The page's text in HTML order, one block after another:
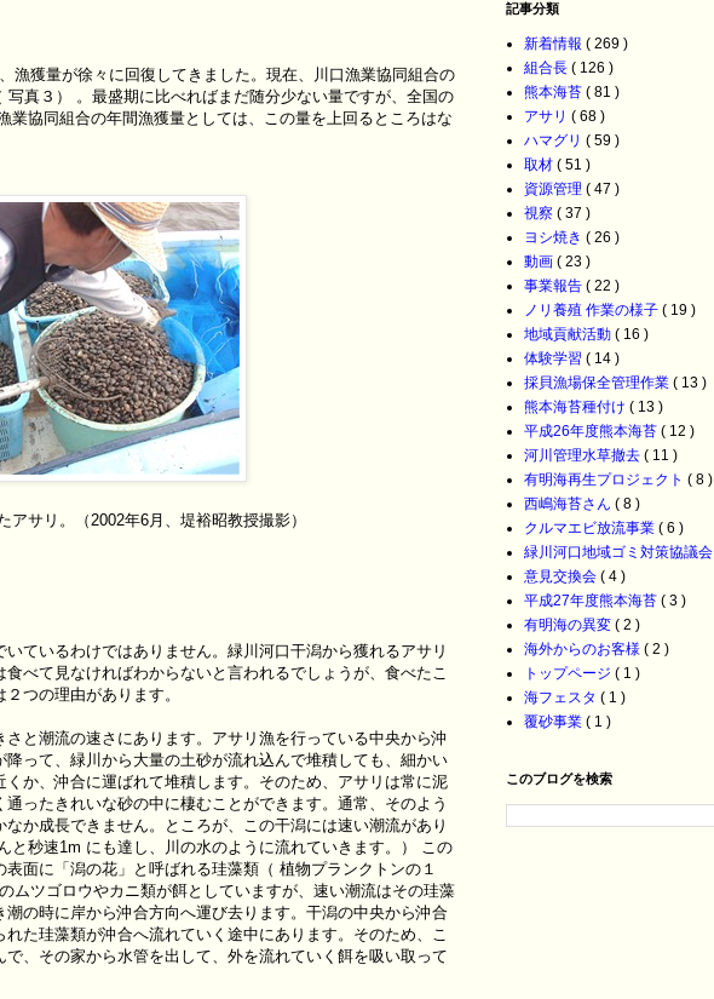
漁獲量が徐々に回復してきました。現在、川口漁業協同組合の
真３） 。最盛期に比べればまだ随分少ない量ですが、全国の
業協同組合の年間漁獲量としては、この量を上回るところはな
サリ。（2002年6月、堤裕昭教授撮影）
ているわけではありません。緑川河口干潟から獲れるアサリ
べて見なければわからないと言われるでしょうが、食べたこ
つの理由があります。
と潮流の速さにあります。アサリ漁を行っている中央から沖
って、緑川から大量の土砂が流れ込んで堆積しても、細かい
か、沖合に運ばれて堆積します。そのため、アサリは常に泥
ったきれいな砂の中に棲むことができます。通常、そのよう
か成長できません。ところが、この干潟には速い潮流があり
と秒速1m にも達し、川の水のように流れていきます。） この
面に「潟の花」と呼ばれる珪藻類（ 植物プランクトンの１
ムツゴロウやカニ類が餌としていますが、速い潮流はその珪藻
の時に岸から沖合方向へ運び去ります。干潟の中央から沖合
た珪藻類が沖合へ流れていく途中にあります。そのため、こ
、その家から水管を出して、外を流れていく餌を吸い取って
記事分類
新着情報 ( 269 )
組合長 ( 126 )
熊本海苔 ( 81 )
アサリ ( 68 )
ハマグリ ( 59 )
取材 ( 51 )
資源管理 ( 47 )
視察 ( 37 )
ヨシ焼き ( 26 )
動画 ( 23 )
事業報告 ( 22 )
ノリ養殖 作業の様子 ( 19 )
地域貢献活動 ( 16 )
体験学習 ( 14 )
採貝漁場保全管理作業 ( 13 )
熊本海苔種付け ( 13 )
平成26年度熊本海苔 ( 12 )
河川管理水草撤去 ( 11 )
有明海再生プロジェクト ( 8 )
西嶋海苔さん ( 8 )
クルマエビ放流事業 ( 6 )
緑川河口地域ゴミ対策協議会
意見交換会 ( 4 )
平成27年度熊本海苔 ( 3 )
有明海の異変 ( 2 )
海外からのお客様 ( 2 )
トップページ ( 1 )
海フェスタ ( 1 )
覆砂事業 ( 1 )
このブログを検索